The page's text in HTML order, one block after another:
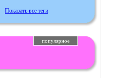
Показать все теги
популярное